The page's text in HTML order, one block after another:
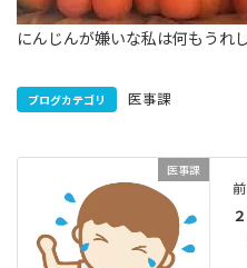
にんじんが嫌いな私は何もうれ
ブログカテゴリ 医事課
医事課